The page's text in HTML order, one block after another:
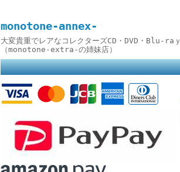
monotone-annex-
大変貴重でレアなコレクターズCD・DVD・Blu-ra
（monotone-extra-の姉妹店）